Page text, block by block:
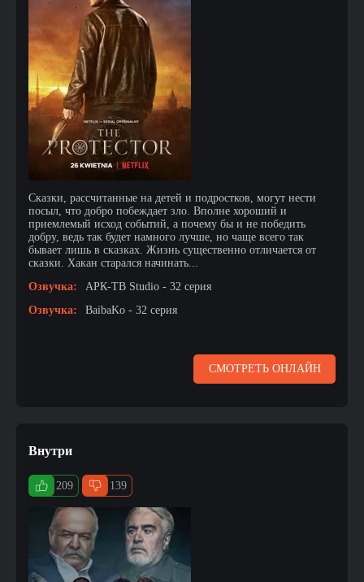
Сказки, рассчитанные на детей и подростков, могут нести
посыл, что добро побеждает зло. Вполне хороший и
приемлемый исход событий, а почему бы и не победить
добру, ведь так будет намного лучше, но чаще всего так
бывает лишь в сказках. Жизнь существенно отличается от
сказки. Хакан старался начинать...
Озвучка:
АРК-ТВ Studio - 32 серия
Озвучка:
BaibaKo - 32 серия
СМОТРЕТЬ ОНЛАЙН
Внутри
209 139